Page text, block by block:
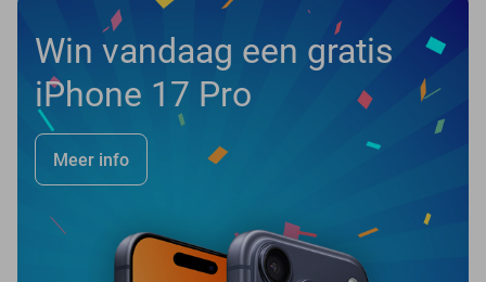
Win vandaag een gratis
iPhone 17 Pro
Meer info